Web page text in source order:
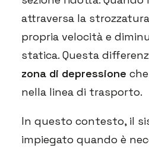
attraversa la
propria velocità e
statica. Questa
zona di depressione
nella linea di trasporto.
In questo contesto, il
impiegato quando è